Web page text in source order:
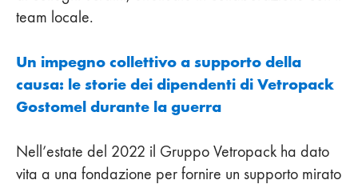
team locale.
Un impegno collettivo a supporto della
causa: le storie dei dipendenti di Vetropack
Gostomel durante la guerra
Nell’estate del 2022 il Gruppo Vetropack ha dato
vita a una fondazione per fornire un supporto mirato